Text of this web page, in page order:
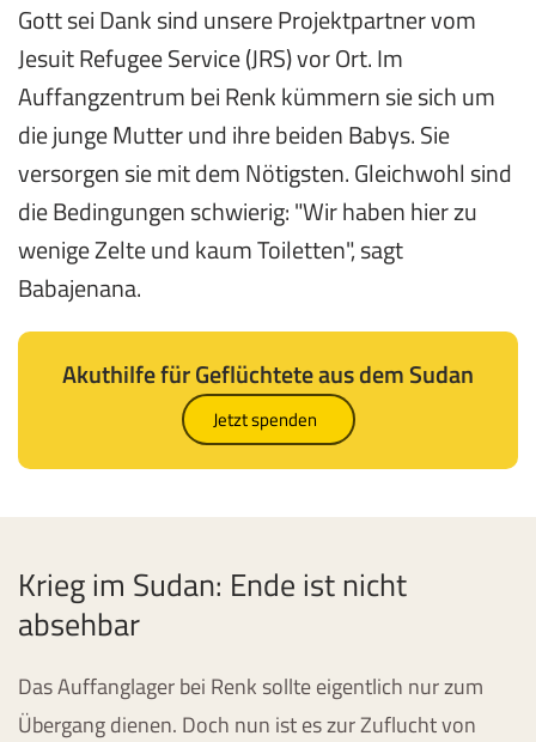
Gott sei Dank sind unsere Projektpartner vom
Jesuit Refugee Service (JRS)vor Ort. Im
Auffangzentrum bei Renk kümmern sie sich um
die junge Mutter und ihre beiden Babys. Sie
versorgen sie mit dem Nötigsten. Gleichwohl sind
die Bedingungen schwierig: "Wir haben hier zu
wenige Zelte und kaum Toiletten", sagt
Babajenana.
Akuthilfe für Geflüchtete aus dem Sudan
Jetzt spenden
Krieg im Sudan: Ende ist nicht
absehbar
Das Auffanglager bei Renk sollte eigentlich nur zum
Übergang dienen. Doch nun ist es zur Zuflucht von